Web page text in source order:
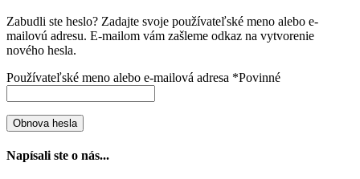
Zabudli ste heslo? Zadajte svoje používateľské meno alebo e-
mailovú adresu. E-mailom vám zašleme odkaz na vytvorenie
nového hesla.
Používateľské meno alebo e-mailová adresa *Povinné
Obnova hesla
Napísali ste o nás...